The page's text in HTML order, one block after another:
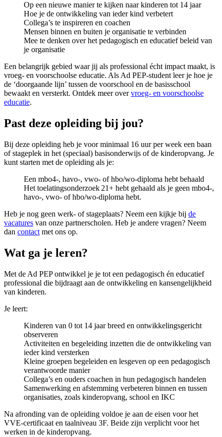
Op een nieuwe manier te kijken naar kinderen tot 14 jaar
Hoe je de ontwikkeling van ieder kind verbetert
Collega’s te inspireren en coachen
Mensen binnen en buiten je organisatie te verbinden
Mee te denken over het pedagogisch en educatief beleid van
je organisatie
Een belangrijk gebied waar jij als professional écht impact maakt, is
vroeg- en voorschoolse educatie. Als Ad PEP-student leer je hoe je
de ‘doorgaande lijn’ tussen de voorschool en de basisschool
bewaakt en versterkt. Ontdek meer overvroeg- en voorschoolse
educatie.
Past deze opleiding bij jou?
Bij deze opleiding heb je voor minimaal 16 uur per week een baan
of stageplek in het (speciaal) basisonderwijs of de kinderopvang. Je
kunt starten met de opleiding als je:
Een mbo4-, havo-, vwo- of hbo/wo-diploma hebt behaald
Het toelatingsonderzoek 21+ hebt gehaald als je geen mbo4-,
havo-, vwo- of hbo/wo-diploma hebt.
Heb je nog geen werk- of stageplaats? Neem een kijkje bij de
vacatures van onze partnerscholen. Heb je andere vragen? Neem
dan contact met ons op.
Wat ga je leren?
Met de Ad PEP ontwikkel je je tot een pedagogisch én educatief
professional die bijdraagt aan de ontwikkeling en kansengelijkheid
van kinderen.
Je leert:
Kinderen van 0 tot 14 jaar breed en ontwikkelingsgericht
observeren
Activiteiten en begeleiding inzetten die de ontwikkeling van
ieder kind versterken
Kleine groepen begeleiden en lesgeven op een pedagogisch
verantwoorde manier
Collega’s en ouders coachen in hun pedagogisch handelen
Samenwerking en afstemming verbeteren binnen en tussen
organisaties, zoals kinderopvang, school en IKC
Na afronding van de opleiding voldoe je aan de eisen voor het
VVE-certificaat en taalniveau 3F. Beide zijn verplicht voor het
werken in de kinderopvang.